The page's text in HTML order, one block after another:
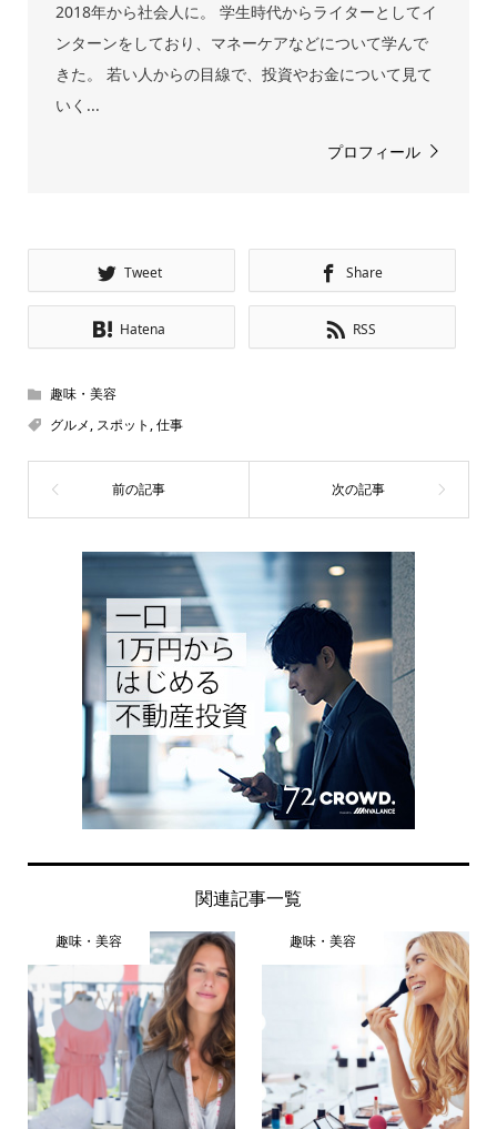
2018年から社会人に。 学生時代からライターとしてイ
ンターンをしており、マネーケアなどについて学んで
きた。 若い人からの目線で、投資やお金について見て
いく...
プロフィール
Tweet Share
Hatena RSS
趣味・美容
グルメ, スポット ,仕事
関連記事一覧
趣味・美容 趣味・美容